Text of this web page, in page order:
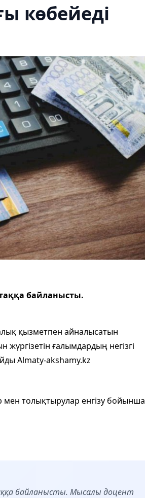
көбейеді
байланысты.
қызметпен айналысатын
ғалымдардың негізгі
Almaty-akshamy.kz
толықтырулар енгізу бойынша
байланысты. Мысалы доцент